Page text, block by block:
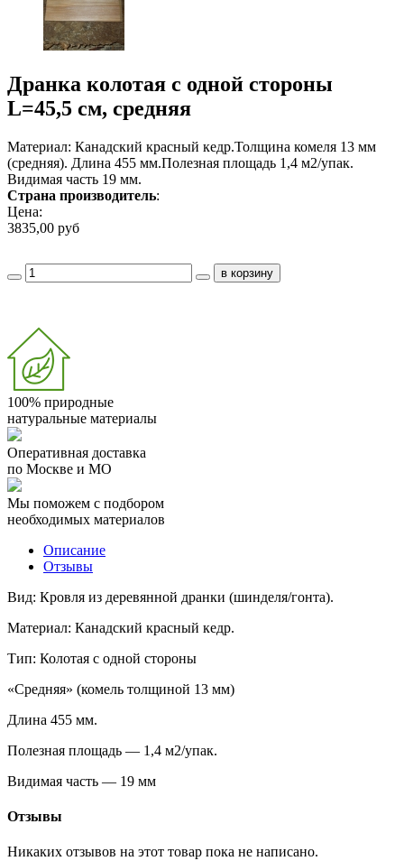
Дранка колотая с одной стороны
L=45,5 см, средняя
Материал: Канадский красный кедр.Толщина комеля 13 мм
(средняя). Длина 455 мм.Полезная площадь 1,4 м2/упак.
Видимая часть 19 мм.
Страна производитель:
Цена:
3835,00 руб
100% природные
натуральные материалы
Оперативная доставка
по Москве и МО
Мы поможем с подбором
необходимых материалов
Описание
Отзывы
Вид: Кровля из деревянной дранки (шинделя/гонта).
Материал: Канадский красный кедр.
Тип: Колотая с одной стороны
«Средняя» (комель толщиной 13 мм)
Длина 455 мм.
Полезная площадь — 1,4 м2/упак.
Видимая часть — 19 мм
Отзывы
Никаких отзывов на этот товар пока не написано.